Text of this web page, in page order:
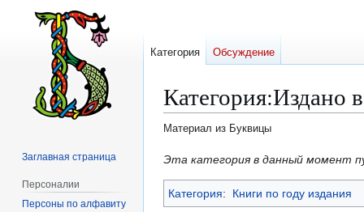
Категория:Издано
Материал из Буквицы
Перейти
навигации
Перейти
поиску
Эта категория в данный момент
Категория: Книги по году издания
Категория Обсуждение
Заглавная страница
Персоналии
Персоны по алфавиту